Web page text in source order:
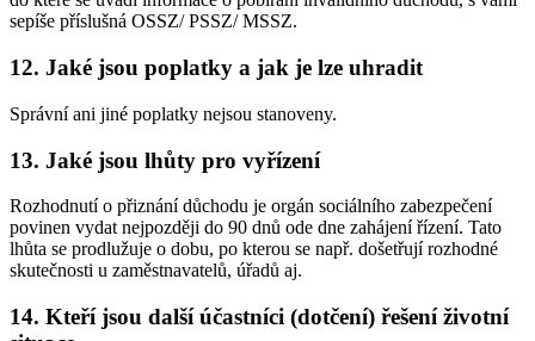
sepíše příslušná OSSZ/ PSSZ/ MSSZ.
12. Jaké jsou poplatky a jak je lze uhradit
Správní ani jiné poplatky nejsou stanoveny.
13. Jaké jsou lhůty pro vyřízení
Rozhodnutí o přiznání důchodu je orgán sociálního zabezpečení
povinen vydat nejpozději do 90 dnů ode dne zahájení řízení. Tato
lhůta se prodlužuje o dobu, po kterou se např. došetřují rozhodné
skutečnosti u zaměstnavatelů, úřadů aj.
14. Kteří jsou další účastníci (dotčení) řešení životní